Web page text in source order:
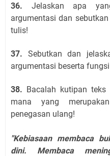
36. Jelaskan apa
argumentasi dan
tulis!
37. Sebutkan dan
argumentasi beserta
38. Bacalah kutipan
mana yang
penegasan ulang!
"Kebiasaan membaca
dini. Membaca